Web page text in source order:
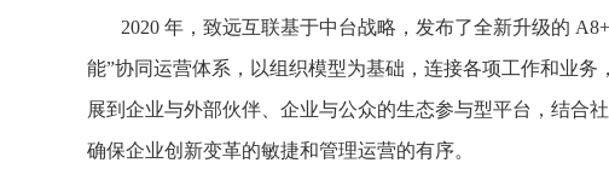
2020 年，致远互联基于中台战略，发布了全新升级的
能”协同运营体系，以组织模型为基础，连接各项工作和业
展到企业与外部伙伴、企业与公众的生态参与型平台，结合
确保企业创新变革的敏捷和管理运营的有序。